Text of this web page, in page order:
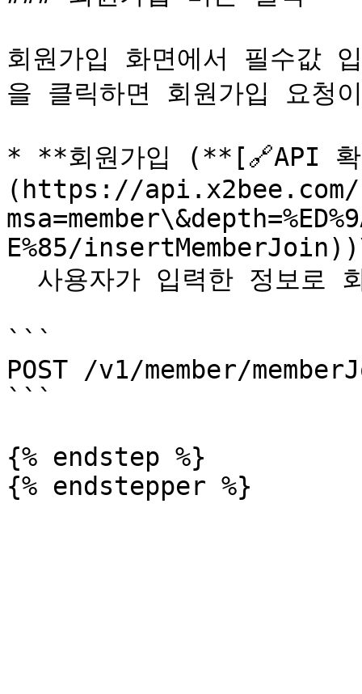
회원가입 화면에서 필수값
을 클릭하면 회원가입 요청
* **회원가입 (**[🔗API
(https://api.x2bee.com/
E%85/
```
POST /v1/member/
```
{% endstep %}